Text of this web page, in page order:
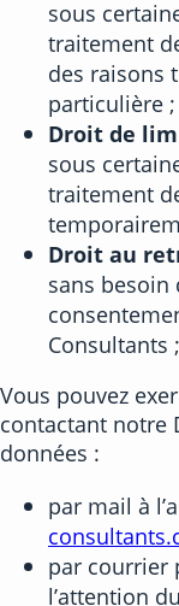
sous
traitement
des raisons
particulière ;
Droit de
sous
traitement
Droit au
sans besoin
Consultants ;
Vous pouvez
contactant notre
données :
par mail à
par courrier
l’attention